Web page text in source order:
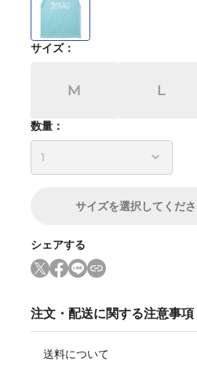
サイズ：
M L
数量：
サイズを選択してくだ
シェアする
注文・配送に関する注意事項
送料について